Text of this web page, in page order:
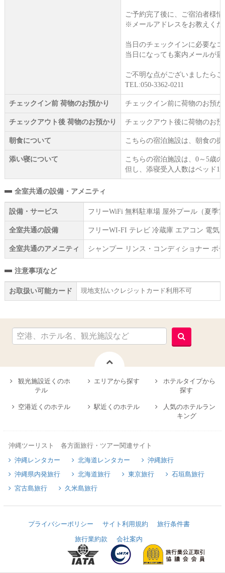
ご予約完了後に、ご宿泊者様
※メールアドレスをお教えくだ
当日のチェックインに必要な
当日になっても案内メールが
ご不明な点がございましたら
TEL:050-3362-0211
チェックイン前 荷物のお預かり チェックイン前に荷物のお預
チェックアウト後 荷物のお預かり チェックアウト後に荷物のお
朝食について こちらの宿泊施設は、朝食の
添い寝について
こちらの宿泊施設は、0～5歳
但し、添寝受入人数はベッド1
全室共通の設備・アメニティ
設備・サービス フリーWiFi 無料駐車場 屋外プール（夏季
全室共通の設備 フリーWI‐FI テレビ 冷蔵庫 エアコン 電気
全室共通のアメニティ シャンプー リンス・コンディショナー ボ
注意事項など
お取扱い可能カード 現地支払いクレジットカード利用不可
観光施設近くのホ
テル
エリアから探す
ホテルタイプから
探す
空港近くのホテル 駅近くのホテル
人気のホテルラン
キング
沖縄ツーリスト 各方面旅行・ツアー関連サイト
沖縄レンタカー
北海道レンタカー
沖縄旅行
沖縄県内発旅行
北海道旅行 東京旅行
石垣島旅行
宮古島旅行
久米島旅行
プライバシーポリシー サイト利用規約
旅行条件書
旅行業約款
会社案内